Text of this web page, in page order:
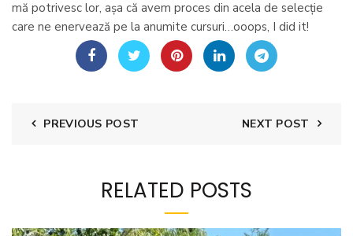
mă potrivesc lor, așa că avem proces din acela de selecție
care ne enervează pe la anumite cursuri…ooops, I did it!
PREVIOUS POST NEXT POST
RELATED POSTS